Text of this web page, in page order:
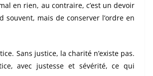
en rien, au contraire, c’est un devoir
souvent, mais de conserver l’ordre en
Sans justice, la charité n’existe pas.
avec justesse et sévérité, ce qui